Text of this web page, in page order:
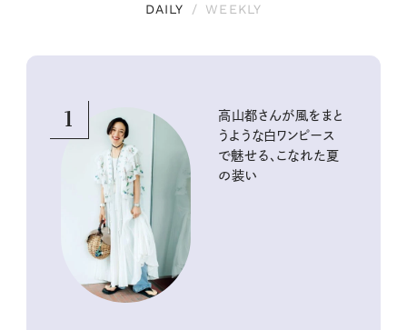
DAILY / WEEKLY
1
高山都さんが風をまと
うような白ワンピース
で魅せる、こなれた夏
の装い